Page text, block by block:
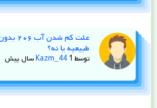
علت
طبیعیه یا نه؟
توسط Kazm_44 1 سال پیش